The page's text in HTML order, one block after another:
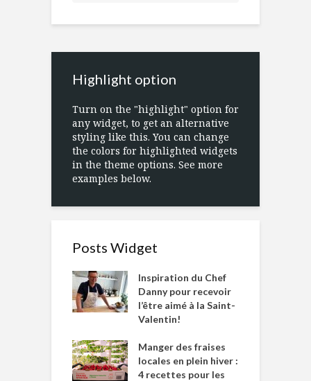
Highlight option
Turn on the "highlight" option for
any widget, to get an alternative
styling like this. You can change
the colors for highlighted widgets
in the theme options. See more
examples below.
Posts Widget
Inspiration du Chef
Danny pour recevoir
l’être aimé à la Saint-
Valentin!
Manger des fraises
locales en plein hiver :
4 recettes pour les